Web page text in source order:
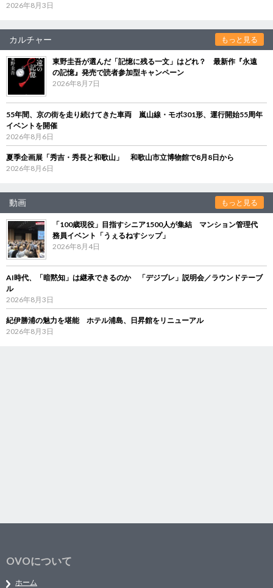
2026年8月3日
カルチャー もっと見る
東野圭吾が選んだ「記憶に残る一文」はどれ？ 最新作『永遠
の記憶』発売で読者参加型キャンペーン
2026年8月7日
55年間、京の街を走り続けてきた車両 嵐山線・モボ301形、運行開始55周年
イベントを開催
2026年8月6日
夏季企画展「秀吉・秀長と和歌山」 和歌山市立博物館で8月8日から
2026年8月6日
動画 もっと見る
「100歳現役」目指すシニア1500人が集結 マンション管理代
務員イベント「うぇるねすシップ」
2026年8月4日
AI時代、「暗黙知」は継承できるのか 「デジブレ」説明会／ラウンドテーブ
ル
2026年8月3日
紀伊勝浦の魅力を堪能 ホテル浦島、日昇館をリニューアル
2026年8月3日
OVOについて
ホーム